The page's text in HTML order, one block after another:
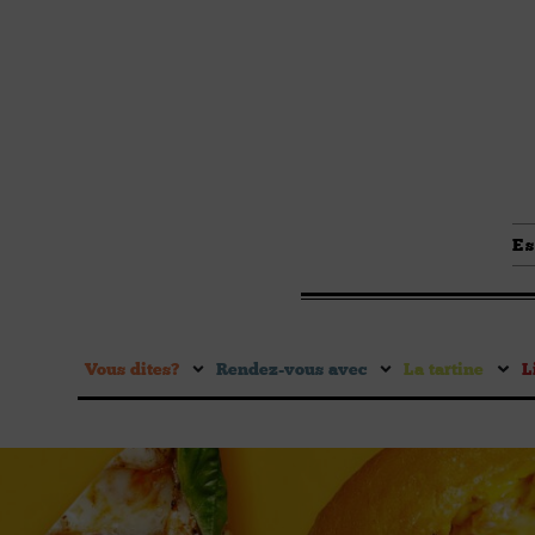
Vous dites ? Rendez-vous avec La tartine